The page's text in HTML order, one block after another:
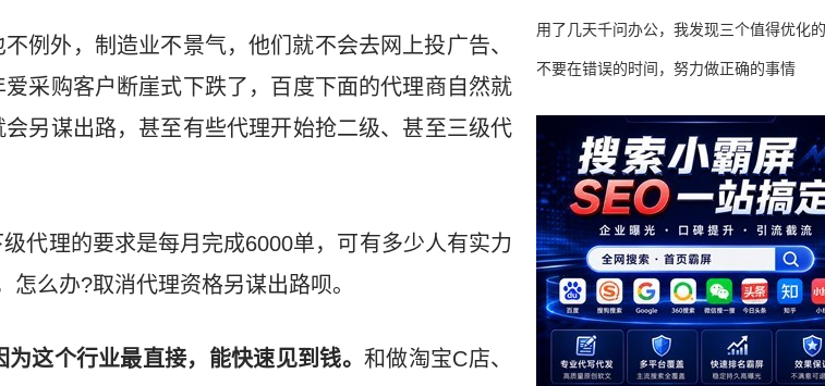
例外，制造业不景气，他们就不会去网上投广告、
采购客户断崖式下跌了，百度下面的代理商自然就
另谋出路，甚至有些代理开始抢二级、甚至三级代
代理的要求是每月完成6000单，可有多少人有实力
么办?取消代理资格另谋出路呗。
为这个行业最直接，能快速见到钱。和做淘宝C店、
用了几天千问办公，我发现三个值得优化
不要在错误的时间，努力做正确的事情